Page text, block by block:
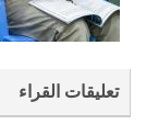
تعليقات القراء